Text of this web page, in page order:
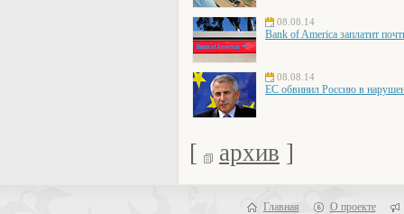
08.08.14
Bank of America заплатит
08.08.14
ЕС обвинил Россию в
[ архив ]
Главная О проекте